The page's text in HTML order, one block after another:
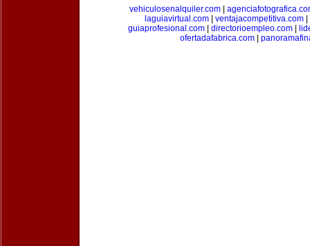
vehiculosenalquiler.com
laguiavirtual.com
ventajacompetitiva.com
guiaprofesional.com| directorioempleo.com|
ofertadafabrica.com|